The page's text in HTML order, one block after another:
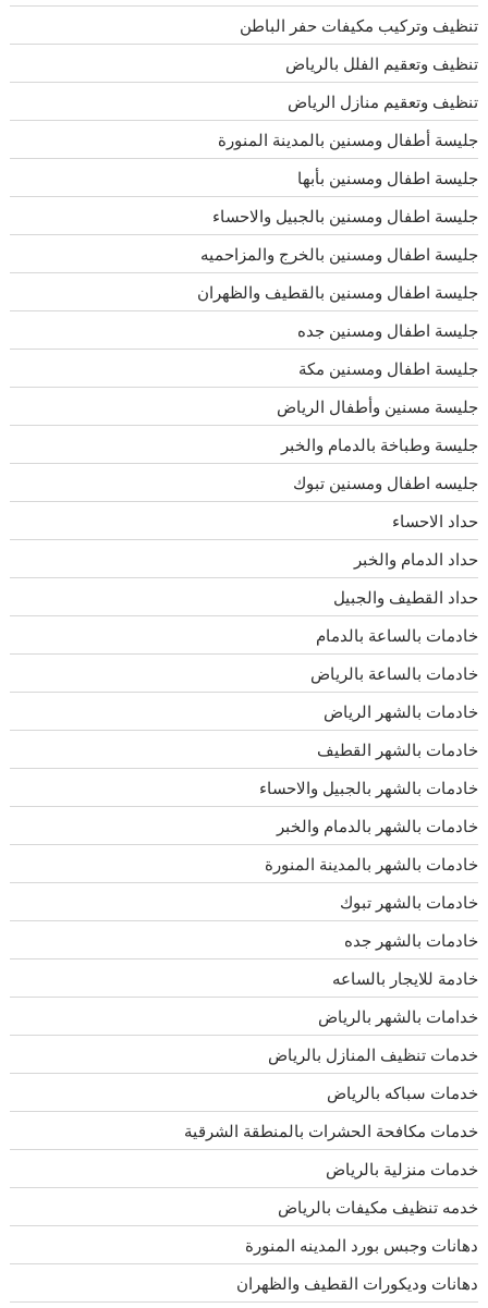
تنظيف وتركيب مكيفات حفر الباطن
تنظيف وتعقيم الفلل بالرياض
تنظيف وتعقيم منازل الرياض
جليسة أطفال ومسنين بالمدينة المنورة
جليسة اطفال ومسنين بأبها
جليسة اطفال ومسنين بالجبيل والاحساء
جليسة اطفال ومسنين بالخرج والمزاحميه
جليسة اطفال ومسنين بالقطيف والظهران
جليسة اطفال ومسنين جده
جليسة اطفال ومسنين مكة
جليسة مسنين وأطفال الرياض
جليسة وطباخة بالدمام والخبر
جليسه اطفال ومسنين تبوك
حداد الاحساء
حداد الدمام والخبر
حداد القطيف والجبيل
خادمات بالساعة بالدمام
خادمات بالساعة بالرياض
خادمات بالشهر الرياض
خادمات بالشهر القطيف
خادمات بالشهر بالجبيل والاحساء
خادمات بالشهر بالدمام والخبر
خادمات بالشهر بالمدينة المنورة
خادمات بالشهر تبوك
خادمات بالشهر جده
خادمة للايجار بالساعه
خدامات بالشهر بالرياض
خدمات تنظيف المنازل بالرياض
خدمات سباكه بالرياض
خدمات مكافحة الحشرات بالمنطقة الشرقية
خدمات منزلية بالرياض
خدمه تنظيف مكيفات بالرياض
دهانات وجبس بورد المدينه المنورة
دهانات وديكورات القطيف والظهران